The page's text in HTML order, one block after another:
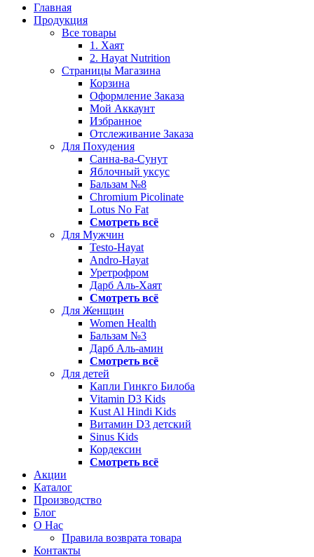
Главная
Продукция
Все товары
1. Хаят
2. Hayat Nutrition
Страницы Магазина
Корзина
Оформление Заказа
Мой Аккаунт
Избранное
Отслеживание Заказа
Для Похудения
Санна-ва-Сунут
Яблочный уксус
Бальзам №8
Chromium Picolinate
Lotus No Fat
Смотреть всё
Для Мужчин
Testo-Hayat
Andro-Hayat
Уретрофром
Дарб Аль-Хаят
Смотреть всё
Для Женщин
Women Health
Бальзам №3
Дарб Аль-амин
Смотреть всё
Для детей
Капли Гинкго Билоба
Vitamin D3 Kids
Kust Al Hindi Kids
Витамин D3 детский
Sinus Kids
Кордексин
Смотреть всё
Акции
Каталог
Производство
Блог
О Нас
Правила возврата товара
Контакты